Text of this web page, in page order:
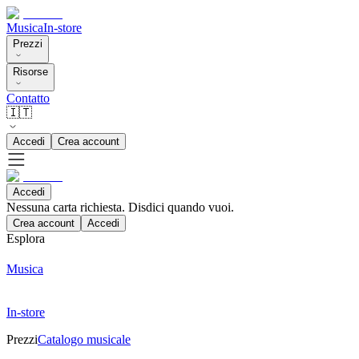
MusicaIn-store
Prezzi
Risorse
Contatto
🇮🇹
Accedi Crea account
Accedi
Nessuna carta richiesta. Disdici quando vuoi.
Crea account Accedi
Esplora
Musica
In-store
PrezziCatalogo musicale